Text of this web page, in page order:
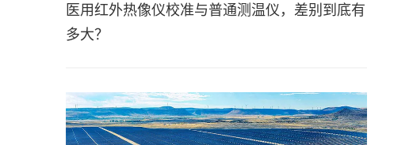
医用红外热像仪校准与普通测温仪，差别到底有
多大？